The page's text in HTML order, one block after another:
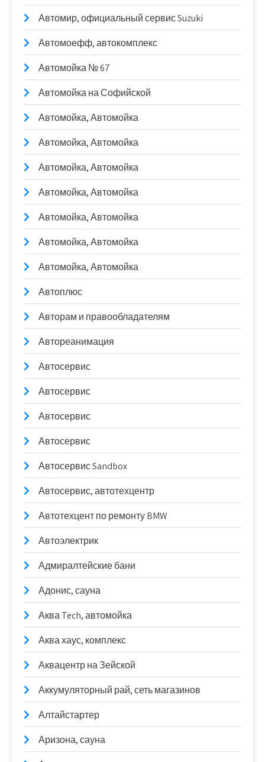
Автомир, официальный сервис Suzuki
Автомоефф, автокомплекс
Автомойка № 67
Автомойка на Софийской
Автомойка, Автомойка
Автомойка, Автомойка
Автомойка, Автомойка
Автомойка, Автомойка
Автомойка, Автомойка
Автомойка, Автомойка
Автомойка, Автомойка
Автоплюс
Авторам и правообладателям
Автореанимация
Автосервис
Автосервис
Автосервис
Автосервис
Автосервис Sandbox
Автосервис, автотехцентр
Автотехцент по ремонту BMW
Автоэлектрик
Адмиралтейские бани
Адонис, сауна
Аква Tech, автомойка
Аква хаус, комплекс
Аквацентр на Зейской
Аккумуляторный рай, сеть магазинов
Алтайстартер
Аризона, сауна